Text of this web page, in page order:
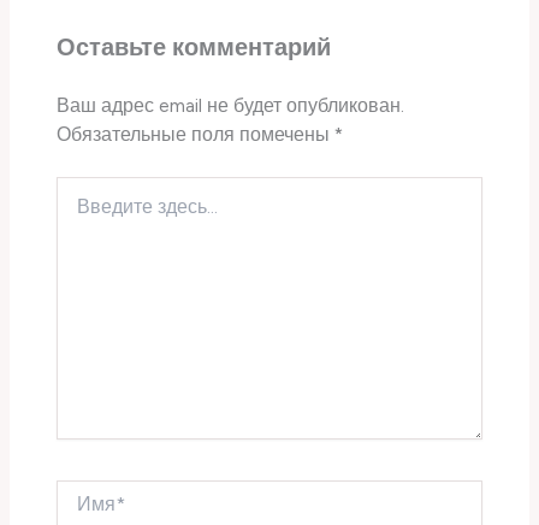
Оставьте комментарий
Ваш адрес email не будет опубликован.
Обязательные поля помечены*
здесь...